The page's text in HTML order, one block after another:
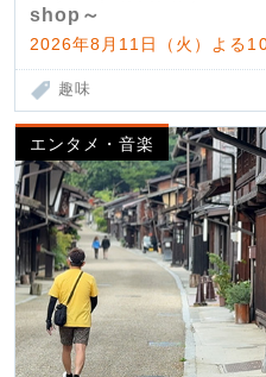
shop～
2026年8月11日（火）よる
趣味
エンタメ・音楽